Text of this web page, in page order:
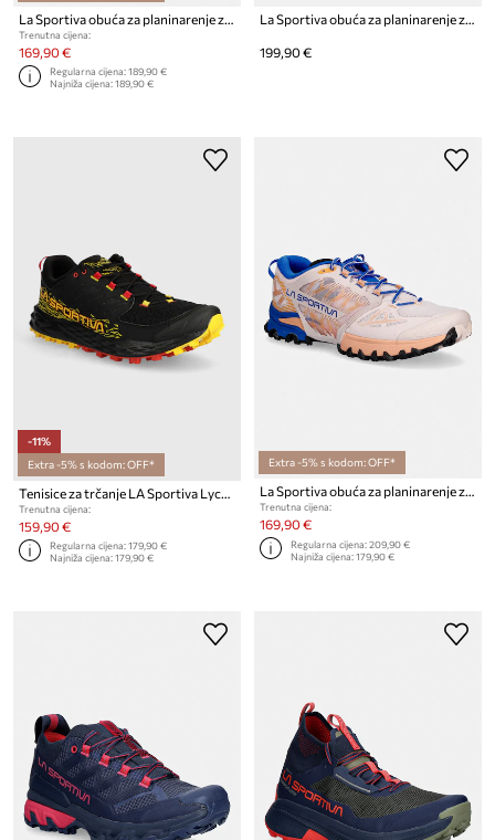
La Sportiva obuća za planinarenje za žene Prodigio 2
Trenutna cijena:
169,90 €
Regularna cijena:189,90 €
Najniža cijena:189,90 €
La Sportiva obuća za planinarenje za žene TX4 Evo ST
199,90 €
-11%
Extra -5% s kodom: OFF*
Tenisice za trčanje LA Sportiva Lycan II
Trenutna cijena:
159,90 €
Regularna cijena:179,90 €
Najniža cijena:179,90 €
Extra -5% s kodom: OFF*
La Sportiva obuća za planinarenje za žene Bushido III
Trenutna cijena:
169,90 €
Regularna cijena:209,90 €
Najniža cijena:179,90 €